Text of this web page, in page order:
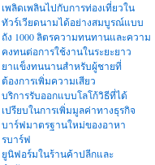
เพลิดเพลินไปกับการท่องเที่ยวใน
ทัวร์เวียดนามได้อย่างสมบูรณ์แบบ
ถัง 1000 ลิตรความทนทานและความ
คงทนต่อการใช้งานในระยะยาว
ยาแข็งทนนานสำหรับผู้ชายที่
ต้องการเพิ่มความเสียว
บริการรับออกแบบโลโก้วิธีที่ได้
เปรียบในการเพิ่มมูลค่าทางธุรกิจ
บาร์ฟมาตรฐานใหม่ของอาหา
รบาร์ฟ
ยูนิฟอร์มในร้านค้าปลีกและ